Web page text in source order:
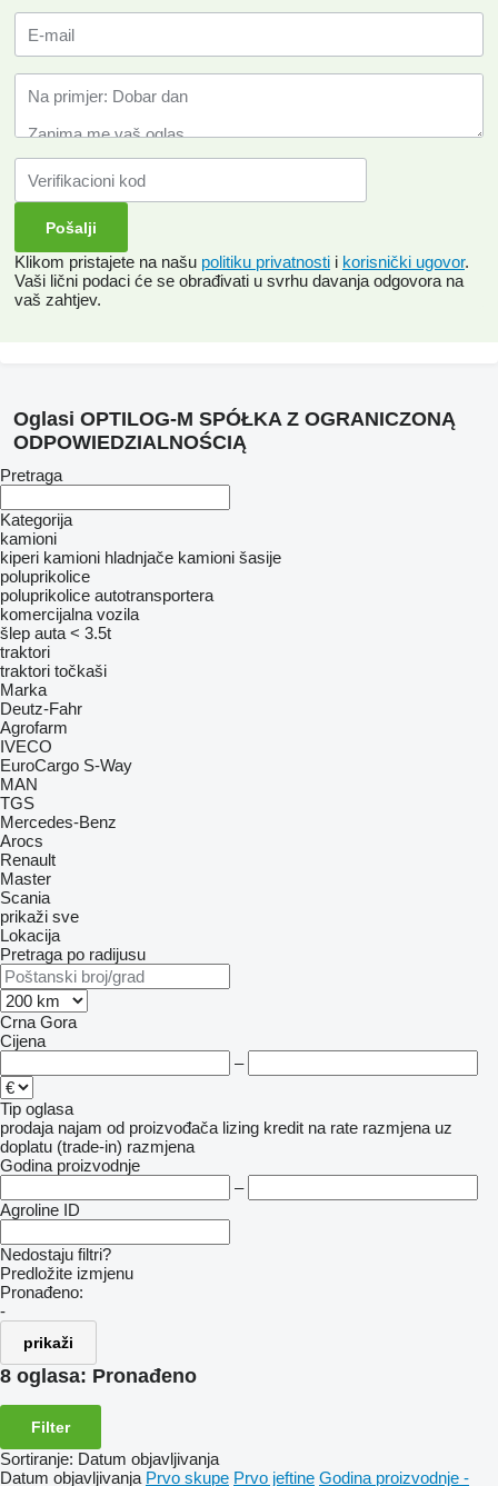
Klikom pristajete na našu politiku privatnosti i korisnički ugovor.
Vaši lični podaci će se obrađivati ​​u svrhu davanja odgovora na
vaš zahtjev.
Oglasi OPTILOG-M SPÓŁKA Z OGRANICZONĄ
ODPOWIEDZIALNOŚCIĄ
Pretraga
Kategorija
kamioni
kiperi kamioni hladnjače kamioni šasije
poluprikolice
poluprikolice autotransportera
komercijalna vozila
šlep auta < 3.5t
traktori
traktori točkaši
Marka
Deutz-Fahr
Agrofarm
IVECO
EuroCargo S-Way
MAN
TGS
Mercedes-Benz
Arocs
Renault
Master
Scania
prikaži sve
Lokacija
Pretraga po radijusu
Crna Gora
Cijena
–
Tip oglasa
prodaja najam od proizvođača lizing kredit na rate razmjena uz
doplatu (trade-in) razmjena
Godina proizvodnje
–
Agroline ID
Nedostaju filtri?
Predložite izmjenu
Pronađeno:
-
prikaži
8 oglasa: Pronađeno
Filter
Sortiranje: Datum objavljivanja
Datum objavljivanja Prvo skupe Prvo jeftine Godina proizvodnje -